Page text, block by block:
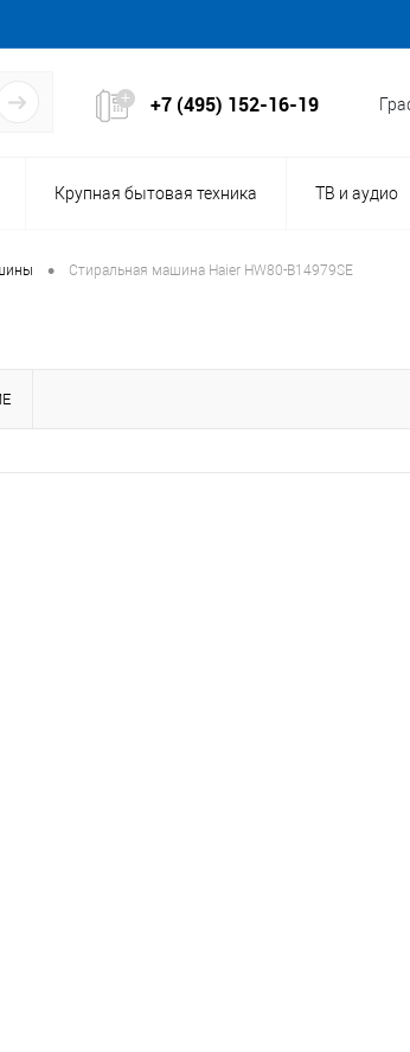
+7 (495) 152-16-19
Крупная бытовая техника ТВ и аудио
• Стиральная машина Haier HW80-B14979SE
Код товара:162637